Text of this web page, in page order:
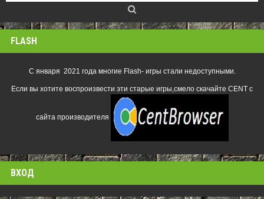
FLASH
С января 2021 года многие Flash- игры стали недоступными.
Если вы хотите воспроизвести эти старые игры,смело скачайте CENT с
сайта производителя
ВХОД